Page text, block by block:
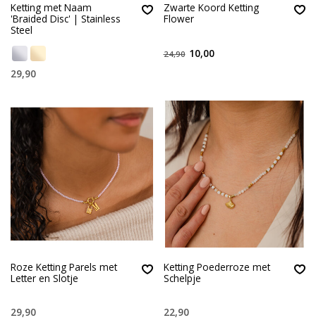
Ketting met Naam
'Braided Disc' | Stainless
Steel
29,90
Zwarte Koord Ketting
Flower
24,90 10,00
Roze Ketting Parels met
Letter en Slotje
29,90
Ketting Poederroze met
Schelpje
22,90